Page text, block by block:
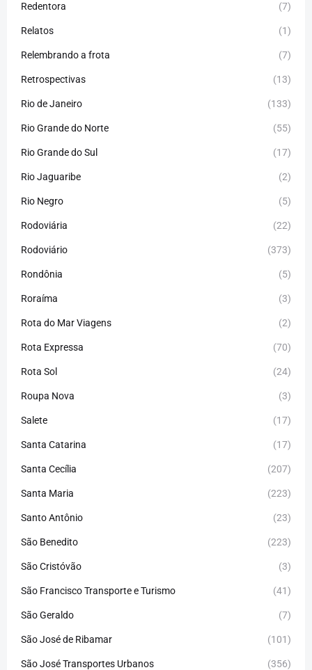
Redentora (7)
Relatos (1)
Relembrando a frota (7)
Retrospectivas (13)
Rio de Janeiro (133)
Rio Grande do Norte (55)
Rio Grande do Sul (17)
Rio Jaguaribe (2)
Rio Negro (5)
Rodoviária (22)
Rodoviário (373)
Rondônia (5)
Roraíma (3)
Rota do Mar Viagens (2)
Rota Expressa (70)
Rota Sol (24)
Roupa Nova (3)
Salete (17)
Santa Catarina (17)
Santa Cecília (207)
Santa Maria (223)
Santo Antônio (23)
São Benedito (223)
São Cristóvão (3)
São Francisco Transporte e Turismo (41)
São Geraldo (7)
São José de Ribamar (101)
São José Transportes Urbanos (356)